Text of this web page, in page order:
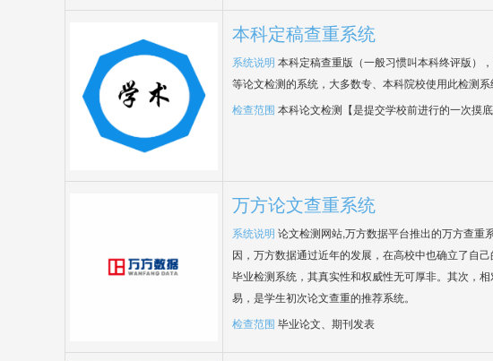
本科定稿查重系统
系统说明 本科定稿查重版（一般习惯叫本科终评版）
等论文检测的系统，大多数专、本科院校使用此检测系
检查范围 本科论文检测【是提交学校前进行的一次摸底
万方论文查重系统
系统说明 论文检测网站,万方数据平台推出的万方查重
因，万方数据通过近年的发展，在高校中也确立了自
毕业检测系统，其真实性和权威性无可厚非。其次，
易，是学生初次论文查重的推荐系统。
检查范围 毕业论文、期刊发表